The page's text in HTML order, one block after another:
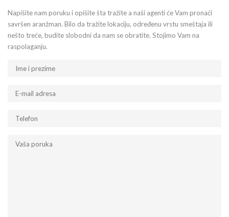
Napišite nam poruku i opišite šta tražite a naši agenti će Vam pronaći
savršen aranžman. Bilo da tražite lokaciju, određenu vrstu smeštaja ili
nešto treće, budite slobodni da nam se obratite. Stojimo Vam na
raspolaganju.